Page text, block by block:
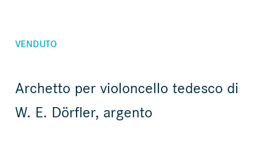
VENDUTO
Archetto per violoncello tedesco di
W. E. Dörfler, argento